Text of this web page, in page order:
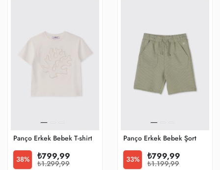
Panço Erkek Bebek T-shirt
38% ₺799,99
₺1.299,99
Panço Erkek Bebek Şort
33% ₺799,99
₺1.199,99